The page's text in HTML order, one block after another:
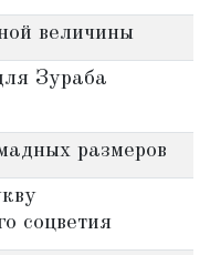
величины
Зураба
размеров
соцветия